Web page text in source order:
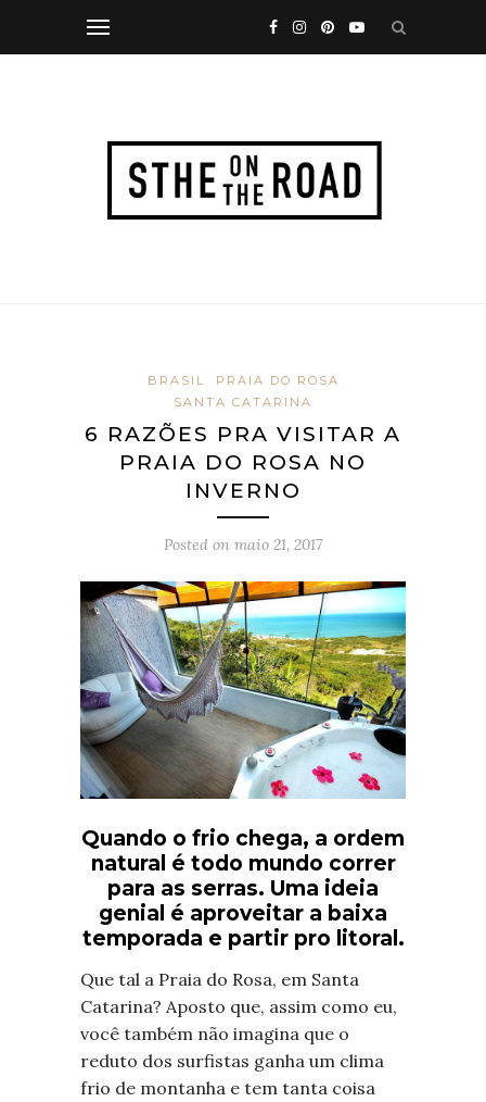
BRASIL
PRAIA DO ROSA
SANTA CATARINA
6 RAZÕES PRA VISITAR A
PRAIA DO ROSA NO
INVERNO
Posted on maio 21, 2017
Quando o frio chega, a ordem
natural é todo mundo correr
para as serras. Uma ideia
genial é aproveitar a baixa
temporada e partir pro litoral.
Que tal a Praia do Rosa, em Santa
Catarina? Aposto que, assim como eu,
você também não imagina que o
reduto dos surfistas ganha um clima
frio de montanha e tem tanta coisa